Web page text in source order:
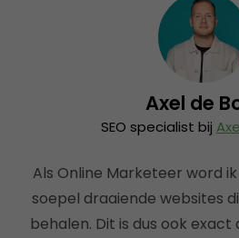
Axel de
SEO specialist bij
Als Online Marketeer word
soepel draaiende websites
behalen. Dit is dus ook